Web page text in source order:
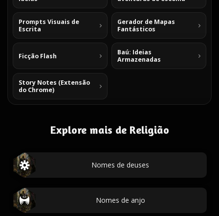
Prompts Visuais de
Escrita
Gerador de Mapas
Fantásticos
Ficção Flash
Baú: Ideias
Armazenadas
Story Notes (Extensão
do Chrome)
Explore mais de Religião
Nomes de deuses
Nomes de anjo